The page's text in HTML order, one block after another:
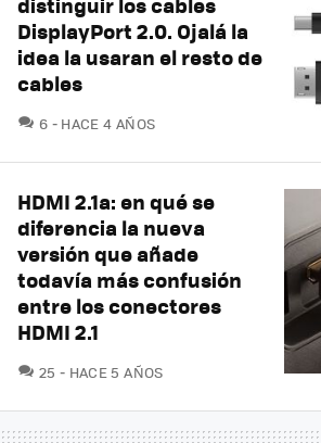
DisplayPort 2.0. Ojalá la
idea la usaran el resto de
cables
6 COMENTARIOS
HACE 4 AÑOS
HDMI 2.1a: en qué se
diferencia la nueva
versión que añade
todavía más confusión
entre los conectores
HDMI 2.1
25 COMENTARIOS
HACE 5 AÑOS